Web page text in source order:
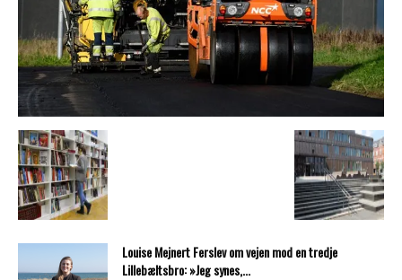
Louise Mejnert Ferslev om vejen mod en tredje
Lillebæltsbro: »Jeg synes,...